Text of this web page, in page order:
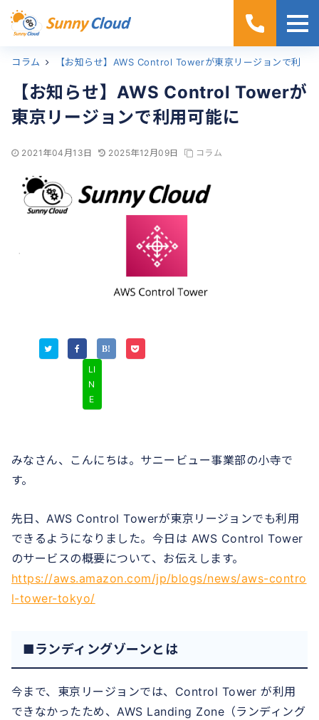
ホーム
コラム
【お知らせ】AWS Control Towerが
東京リージョンで利用可能に
2021年04月13日 2025年12月09日 コラム
LI
N
E
みなさん、こんにちは。サニービュー事業部の小寺で
す。
先日、AWS Control Towerが東京リージョンでも利用
できるようになりました。今日は AWS Control Tower
のサービスの概要について、お伝えします。
https://aws.amazon.com/jp/blogs/news/aws-contro
l-tower-tokyo/
■ランディングゾーンとは
今まで、東京リージョンでは、Control Tower が利用
できなかったため、AWS Landing Zone（ランディング